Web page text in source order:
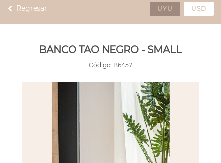
Regresar UYU USD
BANCO TAO NEGRO - SMALL
Código: B6457